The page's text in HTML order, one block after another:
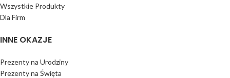
Wszystkie Produkty
Dla Firm
INNE OKAZJE
Prezenty na Urodziny
Prezenty na Święta